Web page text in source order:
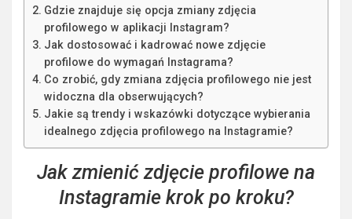
Gdzie znajduje się opcja zmiany zdjęcia
profilowego w aplikacji Instagram?
Jak dostosować i kadrować nowe zdjęcie
profilowe do wymagań Instagrama?
Co zrobić, gdy zmiana zdjęcia profilowego nie jest
widoczna dla obserwujących?
Jakie są trendy i wskazówki dotyczące wybierania
idealnego zdjęcia profilowego na Instagramie?
Jak zmienić zdjęcie profilowe na
Instagramie krok po kroku?